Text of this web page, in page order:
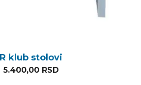
R klub stolovi
5.400,00 RSD